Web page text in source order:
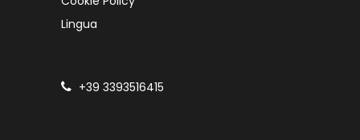
Lingua
+39 3393516415